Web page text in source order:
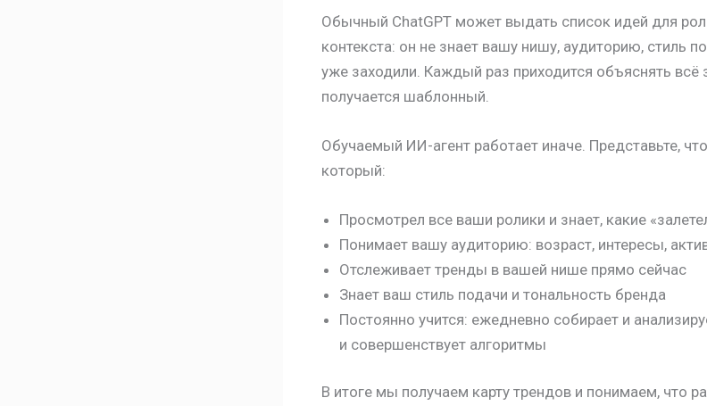
Обычный ChatGPT может выдать список идей для
контекста: он не знает вашу нишу, аудиторию, стиль
уже заходили. Каждый раз приходится объяснять всё
получается шаблонный.
Обучаемый ИИ-агент работает иначе. Представьте, что
который:
Просмотрел все ваши ролики и знает, какие
Понимает вашу аудиторию: возраст, интересы,
Отслеживает тренды в вашей нише прямо сейчас
Знает ваш стиль подачи и тональность бренда
Постоянно учится: ежедневно собирает и
и совершенствует алгоритмы
В итоге мы получаем карту трендов и понимаем, что